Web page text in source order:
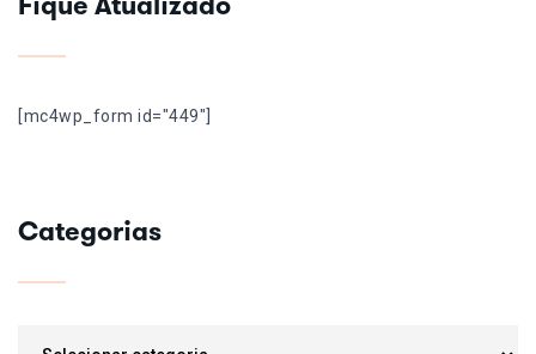
[mc4wp_form id="449"]
Categorias